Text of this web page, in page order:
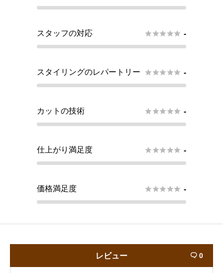
スタッフの対応  -
スタイリングのレパートリー  -
カットの技術  -
仕上がり満足度  -
価格満足度  -
レビュー  0